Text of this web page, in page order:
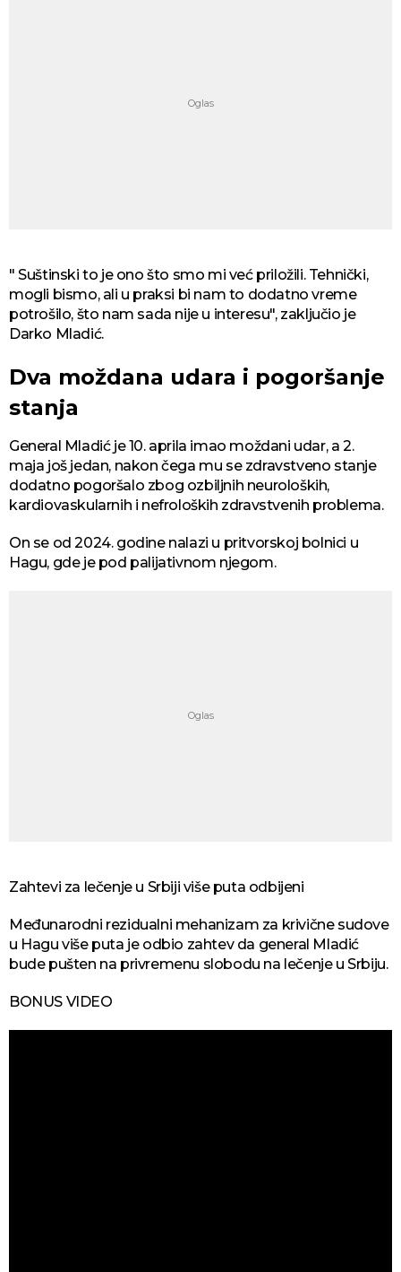
" Suštinski to je ono što smo mi već priložili. Tehnički,
mogli bismo, ali u praksi bi nam to dodatno vreme
potrošilo, što nam sada nije u interesu", zaključio je
Darko Mladić.
Dva moždana udara i pogoršanje
stanja
General Mladić je 10. aprila imao moždani udar, a 2.
maja još jedan, nakon čega mu se zdravstveno stanje
dodatno pogoršalo zbog ozbiljnih neuroloških,
kardiovaskularnih i nefroloških zdravstvenih problema.
On se od 2024. godine nalazi u pritvorskoj bolnici u
Hagu, gde je pod palijativnom njegom.
Zahtevi za lečenje u Srbiji više puta odbijeni
Međunarodni rezidualni mehanizam za krivične sudove
u Hagu više puta je odbio zahtev da general Mladić
bude pušten na privremenu slobodu na lečenje u Srbiju.
BONUS VIDEO